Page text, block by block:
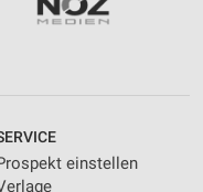
einstellen